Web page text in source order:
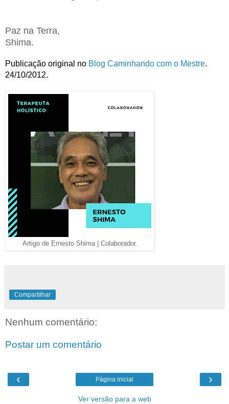
Paz na Terra,
Shima.
Publicação original no Blog Caminhando com o Mestre.
24/10/2012.
Artigo de Ernesto Shima | Colaborador.
Compartilhar
Nenhum comentário:
Postar um comentário
‹ ›
Página inicial
Ver versão para a web